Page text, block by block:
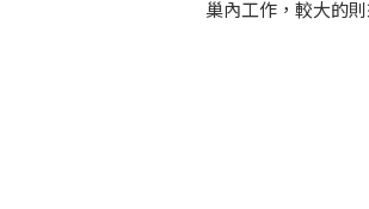
巢內工作，較大的